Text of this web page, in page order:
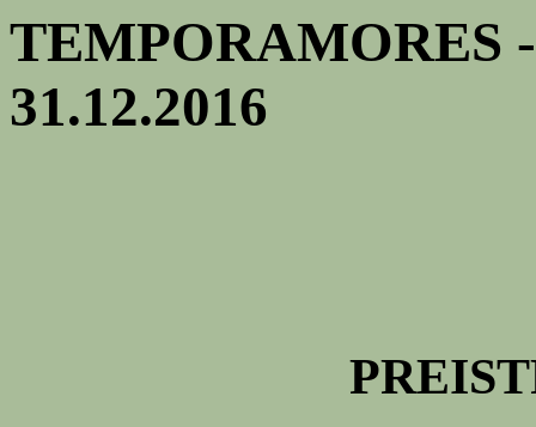
TEMPORAMORES
31.12.2016